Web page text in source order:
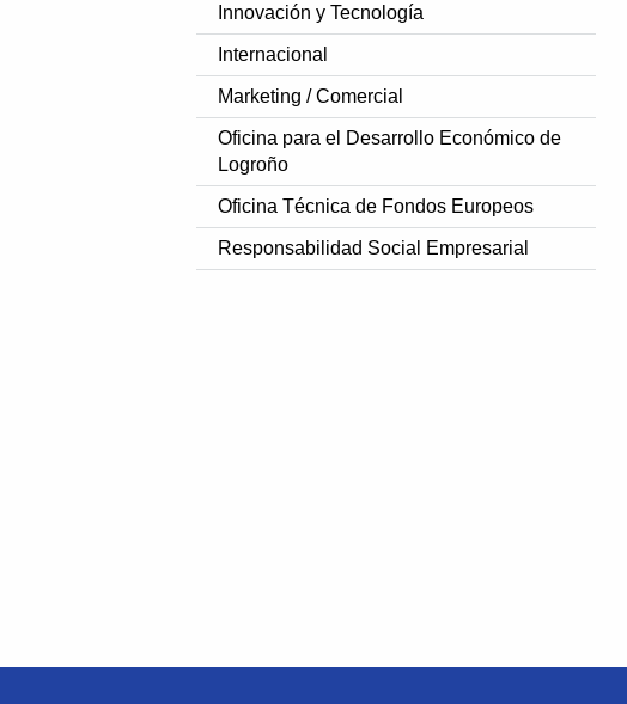
Innovación y Tecnología
Internacional
Marketing / Comercial
Oficina para el Desarrollo Económico de
Logroño
Oficina Técnica de Fondos Europeos
Responsabilidad Social Empresarial